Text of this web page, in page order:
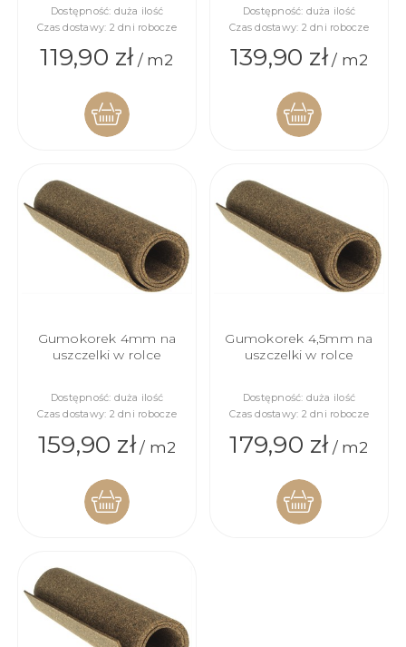
Dostępność: duża ilość
Czas dostawy: 2 dni robocze
119,90 zł/ m2
KOSZYKA
Dostępność: duża ilość
Czas dostawy: 2 dni robocze
139,90 zł/ m2
KOSZYKA
Gumokorek 4mm na
uszczelki w rolce
Dostępność: duża ilość
Czas dostawy: 2 dni robocze
159,90 zł/ m2
KOSZYKA
Gumokorek 4,5mm na
uszczelki w rolce
Dostępność: duża ilość
Czas dostawy: 2 dni robocze
179,90 zł/ m2